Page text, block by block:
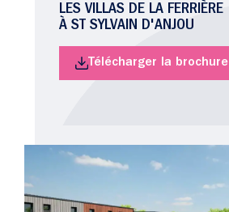
LES VILLAS DE LA FERRIÈRE
À ST SYLVAIN D'ANJOU
Télécharger la brochure